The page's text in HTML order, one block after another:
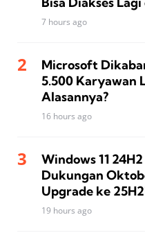
7 hours ago
Microsoft
5.500 Karyawan
Alasannya?
16 hours ago
Windows 11
Dukungan
Upgrade ke
19 hours ago